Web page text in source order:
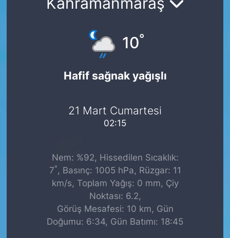
10°
Hafif sağnak yağışlı
21 Mart Cumartesi
02:15
Nem: %92, Hissedilen Sıcaklık:
7°, Basınç: 1005 hPa, Rüzgar: 11
km/s, Toplam Yağış: 0 mm, Çiy
Noktası: 6.2,
Görüş Mesafesi: 10 km, Gün
Doğumu: 6:34, Gün Batımı: 18:45